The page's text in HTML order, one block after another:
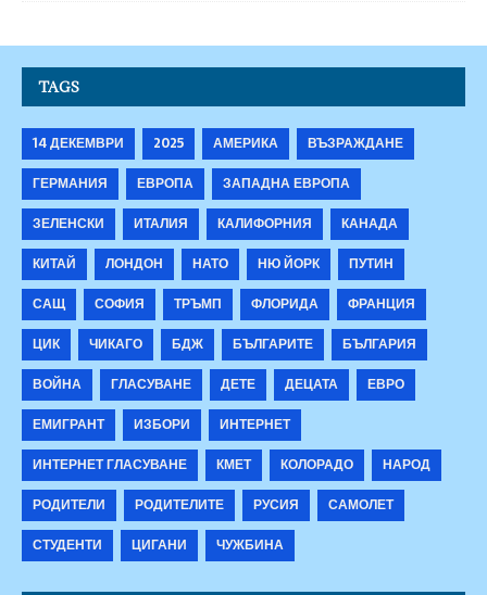
TAGS
14 ДЕКЕМВРИ 2025 АМЕРИКА
ВЪЗРАЖДАНЕ
ГЕРМАНИЯ
ЕВРОПА
ЗАПАДНА ЕВРОПА
ЗЕЛЕНСКИ
ИТАЛИЯ КАЛИФОРНИЯ
КАНАДА
КИТАЙ
ЛОНДОН НАТО НЮ ЙОРК
ПУТИН
САЩ
СОФИЯ ТРЪМП ФЛОРИДА
ФРАНЦИЯ
ЦИК
ЧИКАГО БДЖ БЪЛГАРИТЕ
БЪЛГАРИЯ
ВОЙНА
ГЛАСУВАНЕ ДЕТЕ ДЕЦАТА
ЕВРО
ЕМИГРАНТ
ИЗБОРИ
ИНТЕРНЕТ
ИНТЕРНЕТ ГЛАСУВАНЕ
КМЕТ КОЛОРАДО
НАРОД
РОДИТЕЛИ
РОДИТЕЛИТЕ РУСИЯ
САМОЛЕТ
СТУДЕНТИ
ЦИГАНИ ЧУЖБИНА